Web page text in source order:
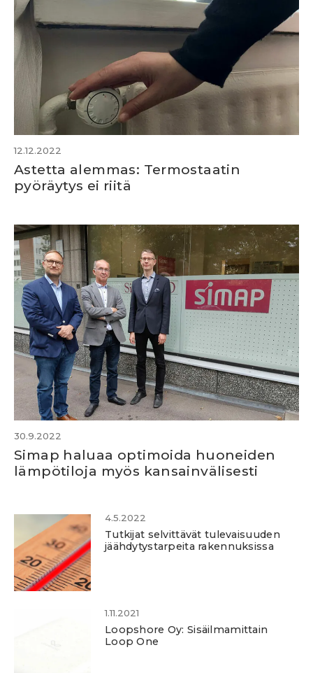
12.12.2022
Astetta alemmas: Termostaatin
pyöräytys ei riitä
30.9.2022
Simap haluaa optimoida huoneiden
lämpötiloja myös kansainvälisesti
4.5.2022
Tutkijat selvittävät tulevaisuuden
jäähdytystarpeita rakennuksissa
1.11.2021
Loopshore Oy: Sisäilmamittain
Loop One